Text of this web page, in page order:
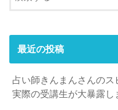
最近の投稿
占い師きんまんさんのス
実際の受講生が大暴露し